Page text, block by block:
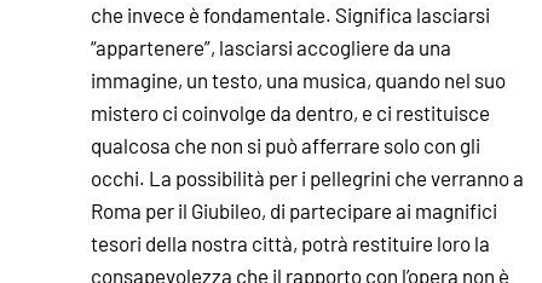
che invece è fondamentale. Significa lasciarsi
“appartenere”, lasciarsi accogliere da una
immagine, un testo, una musica, quando nel suo
mistero ci coinvolge da dentro, e ci restituisce
qualcosa che non si può afferrare solo con gli
occhi. La possibilità per i pellegrini che verranno a
Roma per il Giubileo, di partecipare ai magnifici
tesori della nostra città, potrà restituire loro la
consapevolezza che il rapporto con l’opera non è